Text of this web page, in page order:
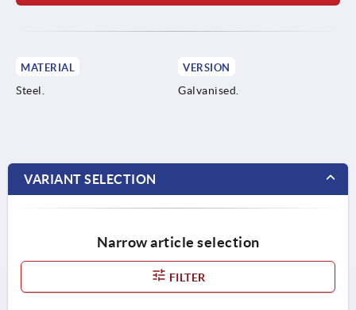
MATERIAL
Steel.
VERSION
Galvanised.
VARIANT SELECTION
Narrow article selection
FILTER